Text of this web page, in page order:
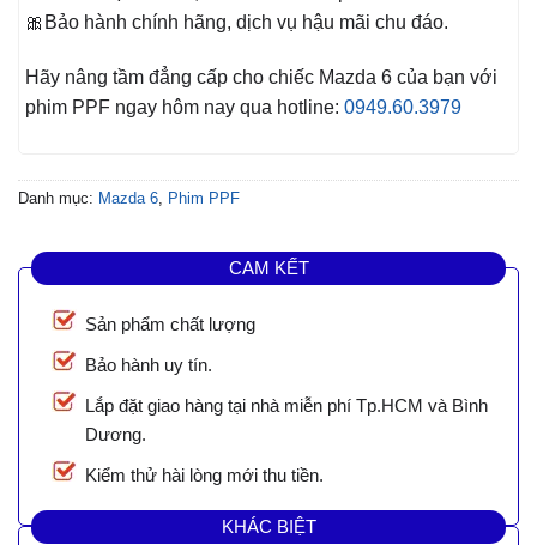
🎀Bảo hành chính hãng, dịch vụ hậu mãi chu đáo.
Hãy nâng tầm đẳng cấp cho chiếc Mazda 6 của bạn với
phim PPF ngay hôm nay qua hotline: 0949.60.3979
Danh mục: Mazda 6 Phim PPF
CAM KẾT
Sản phẩm chất lượng
Bảo hành uy tín.
Lắp đặt giao hàng tại nhà miễn phí Tp.HCM và Bình
Dương.
Kiểm thử hài lòng mới thu tiền.
KHÁC BIỆT